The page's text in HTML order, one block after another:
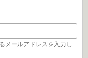
メールアドレスを入力し